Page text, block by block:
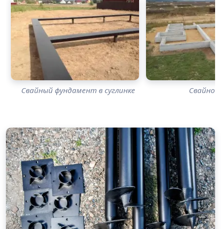
Свайный фундамент в суглинке Свайно-